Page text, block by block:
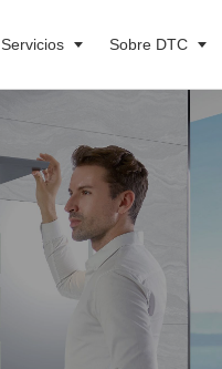
Servicios Sobre DTC